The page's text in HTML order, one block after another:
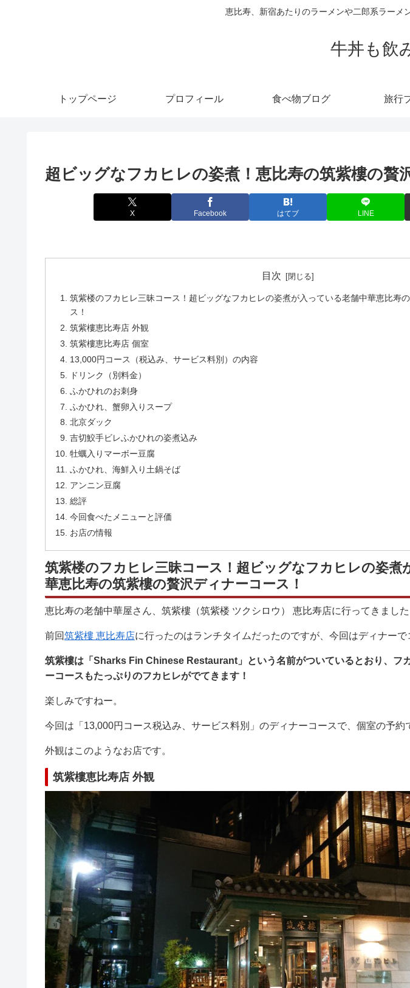
恵比寿、新宿あたりのラーメンや二郎系ラーメ
牛丼も飲
トップページ プロフィール 食べ物ブログ 旅行
超ビッグなフカヒレの姿煮！恵比寿の筑紫樓の贅
X Facebook はてブ LINE
目次
筑紫楼のフカヒレ三昧コース！超ビッグなフカヒレの姿煮が入っている老舗中華恵比寿
ス！
筑紫樓恵比寿店 外観
筑紫樓恵比寿店 個室
13,000円コース（税込み、サービス料別）の内容
ドリンク（別料金）
ふかひれのお刺身
ふかひれ、蟹卵入りスープ
北京ダック
吉切鮫手ビレふかひれの姿煮込み
牡蠣入りマーボー豆腐
ふかひれ、海鮮入り土鍋そば
アンニン豆腐
総評
今回食べたメニューと評価
お店の情報
筑紫楼のフカヒレ三昧コース！超ビッグなフカヒレの姿煮
華恵比寿の筑紫樓の贅沢ディナーコース！
恵比寿の老舗中華屋さん、筑紫樓（筑紫楼 ツクシロウ） 恵比寿店に行ってきました
前回筑紫樓 恵比寿店に行ったのはランチタイムだったのですが、今回はディナーで
筑紫樓は「Sharks Fin Chinese Restaurant」という名前がついているとおり、フ
ーコースもたっぷりのフカヒレがでてきます！
楽しみですねー。
今回は「13,000円コース税込み、サービス料別」のディナーコースで、個室の予約
外観はこのようなお店です。
筑紫樓恵比寿店 外観